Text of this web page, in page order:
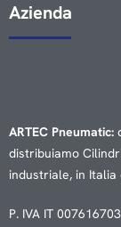
Azienda
ARTEC Pneumatic:
distribuiamo
industriale, in Italia
P. IVA IT